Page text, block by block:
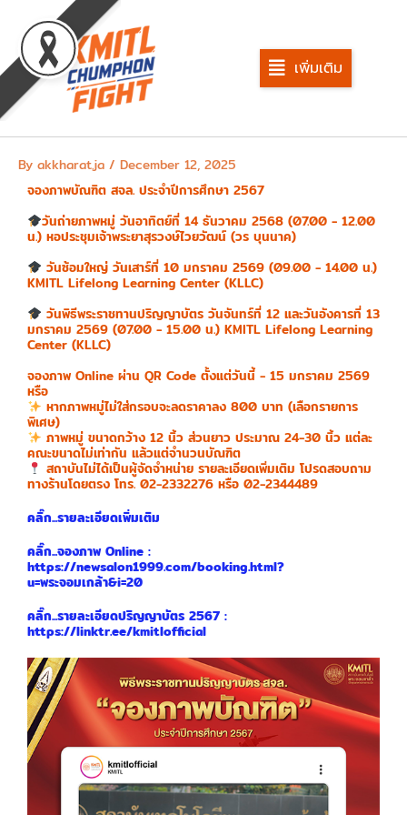
content
เพิ่มเติม
By akkharat.ja / December 12, 2025
จองภาพบัณฑิต สจล. ประจำปีการศึกษา 2567
วันถ่ายภาพหมู่ วันอาทิตย์ที่ 14 ธันวาคม 2568 (07.00 - 12.00
น.) หอประชุมเจ้าพระยาสุรวงษ์ไวยวัฒน์ (วร บุนนาค)
วันซ้อมใหญ่ วันเสาร์ที่ 10 มกราคม 2569 (09.00 - 14.00 น.)
KMITL Lifelong Learning Center (KLLC)
วันพิธีพระราชทานปริญญาบัตร วันจันทร์ที่ 12 และวันอังคารที่ 13
มกราคม 2569 (07.00 - 15.00 น.) KMITL Lifelong Learning
Center (KLLC)
จองภาพ Online ผ่าน QR Code ตั้งแต่วันนี้ - 15 มกราคม 2569
หรือ
หากภาพหมู่ไม่ใส่กรอบจะลดราคาลง 800 บาท (เลือกรายการ
พิเศษ)
ภาพหมู่ ขนาดกว้าง 12 นิ้ว ส่วนยาว ประมาณ 24-30 นิ้ว แต่ละ
คณะขนาดไม่เท่ากัน แล้วแต่จำนวนบัณฑิต
สถาบันไม่ได้เป็นผู้จัดจำหน่าย รายละเอียดเพิ่มเติม โปรดสอบถาม
ทางร้านโดยตรง โทร. 02-2332276 หรือ 02-2344489
คลิ๊ก...รายละเอียดเพิ่มเติม
คลิ๊ก...จองภาพ Online :
https://newsalon1999.com/booking.html?
u=พระจอมเกล้า&i=20
คลิ๊ก...รายละเอียดปริญญาบัตร 2567 :
https://linktr.ee/kmitlofficial